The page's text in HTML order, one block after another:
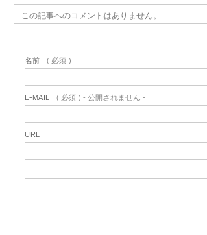
この記事へのコメントはありません。
名前 ( 必須 )
E-MAIL ( 必須 ) - 公開されません -
URL